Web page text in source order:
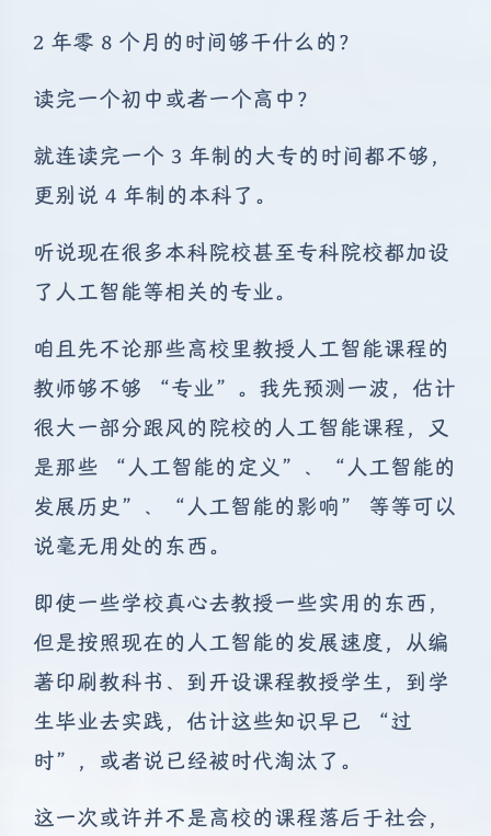
2 年零 8 个月的时间够干什么的？
读完一个初中或者一个高中？
就连读完一个 3 年制的大专的时间都不够，
更别说 4 年制的本科了。
听说现在很多本科院校甚至专科院校都加设
了人工智能等相关的专业。
咱且先不论那些高校里教授人工智能课程的
教师够不够 “专业”。我先预测一波，估计
很大一部分跟风的院校的人工智能课程，又
是那些 “人工智能的定义”、“人工智能的
发展历史”、“人工智能的影响” 等等可以
说毫无用处的东西。
即使一些学校真心去教授一些实用的东西，
但是按照现在的人工智能的发展速度，从编
著印刷教科书、到开设课程教授学生，到学
生毕业去实践，估计这些知识早已 “过
时”，或者说已经被时代淘汰了。
这一次或许并不是高校的课程落后于社会，